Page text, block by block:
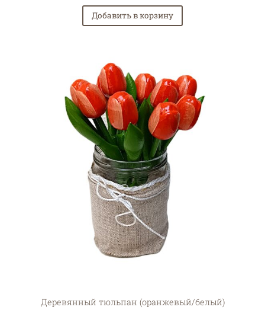
Добавить в корзину
Деревянный тюльпан (оранжевый/белый)